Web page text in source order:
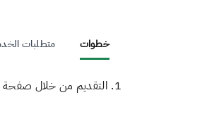
خطوات متطلبات
1. التقديم من خلال صفحة الخدمة على الموقع الالكتروني وذلك بتقديم كافة المعلومات المطلوبة